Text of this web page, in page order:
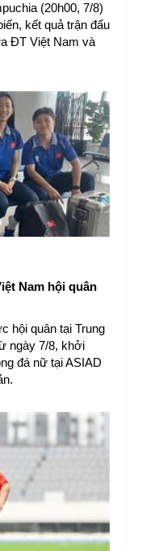
(20h00, 7/8)
kết quả trận đấu
ĐT Việt Nam và
Nam hội quân
hội quân tại Trung
ngày 7/8, khởi
đá nữ tại ASIAD